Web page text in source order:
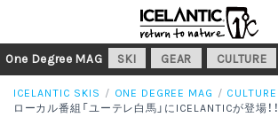
One Degree MAG SKI GEAR CULTURE
ICELANTIC SKIS ONE DEGREE MAG
CULTURE
ローカル番組「ユーテレ白馬」にICELANTICが登場！！